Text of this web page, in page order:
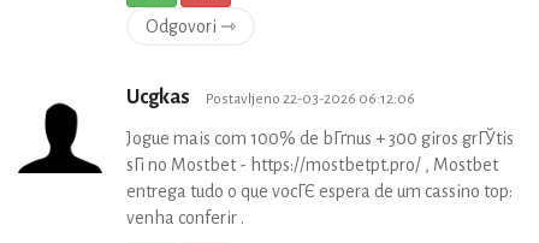
Odgovori ⇾
Ucgkas Postavljeno 22-03-2026 06:12:06
Jogue mais com 100% de bГґnus + 300 giros grГЎtis
sГі no Mostbet - https://mostbetpt.pro/ , Mostbet
entrega tudo o que vocГЄ espera de um cassino top:
venha conferir .